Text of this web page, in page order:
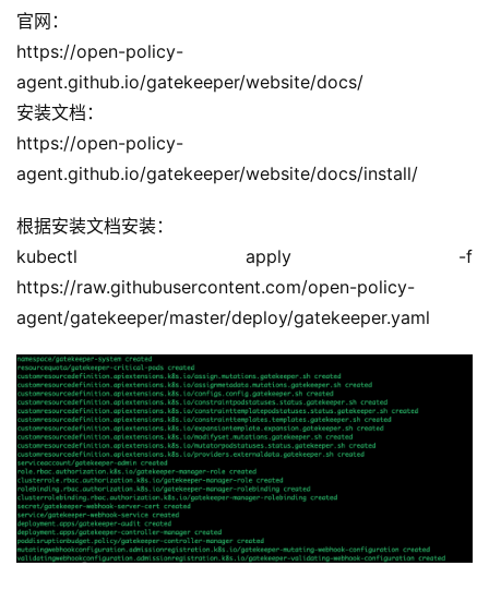
官网：
https://open-policy-
agent.github.io/gatekeeper/website/docs/
安装文档：
https://open-policy-
agent.github.io/gatekeeper/website/docs/install/
根据安装文档安装：
kubectl apply -f
https://raw.githubusercontent.com/open-policy-
agent/gatekeeper/master/deploy/gatekeeper.yaml